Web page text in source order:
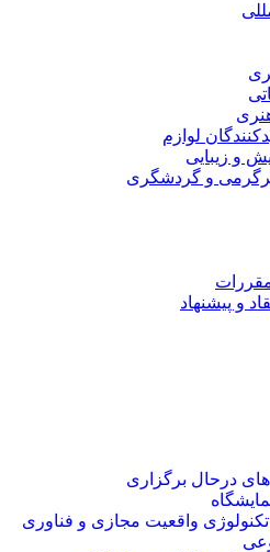
لوازم
و زیبایی
و گردشگری
و پیشنهاد
درحال برگزاری
تکنولوژی واقعیت مجازی و فناوری